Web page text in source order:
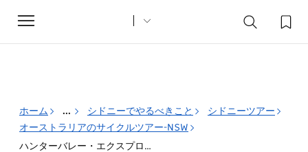
Toggle
navigation
ホーム ... シドニーでやるべきこと
シドニーツアー
オーストラリアのサイクルツアー-NSW
ハンターバレー・エクスプローラー・デラックス・セルフガイド・サイクルツアー